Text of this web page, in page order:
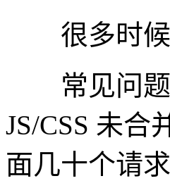
很多时候
常见问题
JS/CSS 未
面几十个请